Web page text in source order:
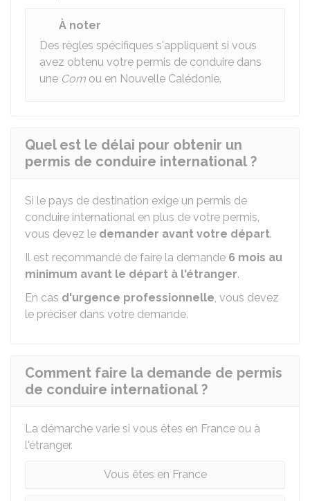
À noter
Des règles spécifiques s'appliquent si vous
avez obtenu votre permis de conduire dans
une Com ou en Nouvelle Calédonie.
Quel est le délai pour obtenir un
permis de conduire international ?
Si le pays de destination exige un permis de
conduire international en plus de votre permis,
vous devez le demander avant votre départ.
Il est recommandé de faire la demande 6 mois au
minimum avant le départ à l'étranger.
En cas d'urgence professionnelle, vous devez
le préciser dans votre demande.
Comment faire la demande de permis
de conduire international ?
La démarche varie si vous êtes en France ou à
l'étranger.
Vous êtes en France